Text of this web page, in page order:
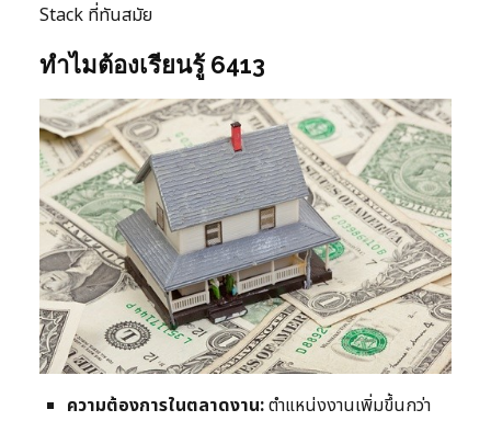
Stack ที่ทันสมัย
ทำไมต้องเรียนรู้ 6413
ความต้องการในตลาดงาน:ตำแหน่งงานเพิ่มขึ้นกว่า